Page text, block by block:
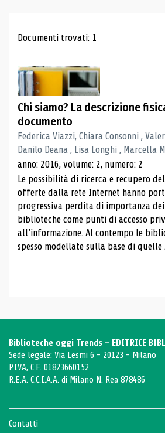
Risultati di
Documenti trovati: 1
Chi siamo? La descrizione
documento
Federica Viazzi, Chiara Consonni ,
Danilo Deana , Lisa Longhi , Marcella
anno: 2016, volume: 2, numero: 2
Le possibilità di ricerca e recupero
offerte dalla rete Internet hanno
progressiva perdita di importanza
biblioteche come punti di accesso
all’informazione. Al contempo le
spesso modellate sulla base di quelle
Biblioteche oggi Trends - EDITRICE
Sede legale: Via Lesmi 6 - 20123 - Milano
P.IVA, C.F. 01823660152
R.E.A. C.C.I.A.A. di Milano N. Rea 878486
Contatti